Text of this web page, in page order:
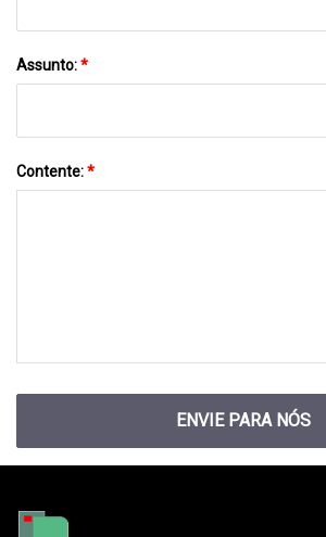
Assunto:*
Contente:*
ENVIE PARA NÓS